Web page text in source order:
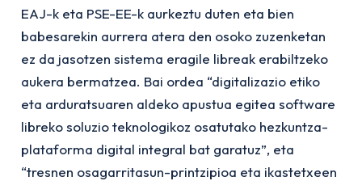
EAJ-k eta PSE-EE-k aurkeztu duten eta bien
babesarekin aurrera atera den osoko zuzenketan
ez da jasotzen sistema eragile libreak erabiltzeko
aukera bermatzea. Bai ordea “digitalizazio etiko
eta arduratsuaren aldeko apustua egitea software
libreko soluzio teknologikoz osatutako hezkuntza-
plataforma digital integral bat garatuz”, eta
“tresnen osagarritasun-printzipioa eta ikastetxeen